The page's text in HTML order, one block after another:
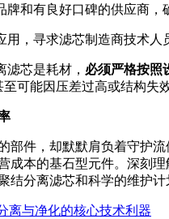
牌和有良好口碑的供应商，
用，寻求滤芯制造商技术人
滤芯是耗材， 必须严格按照
可能因压差过高或结构失
部件，却默默肩负着守护
成本的基石型元件。深刻
结分离滤芯和科学的维护
离与净化的核心技术利器